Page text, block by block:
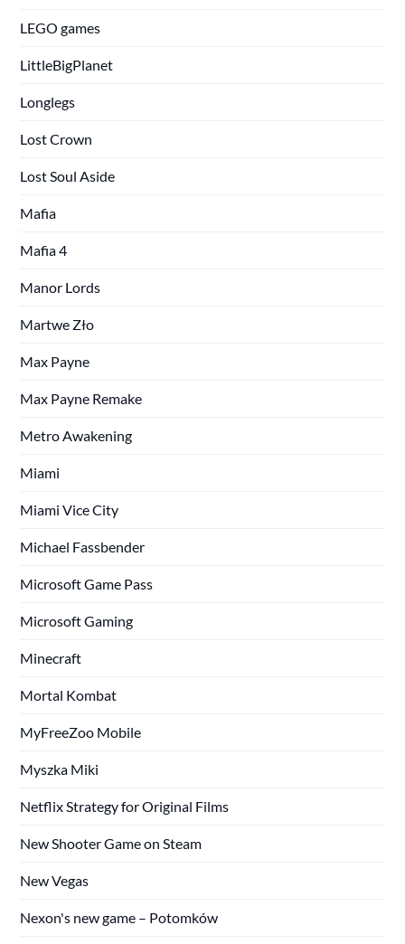
LEGO games
LittleBigPlanet
Longlegs
Lost Crown
Lost Soul Aside
Mafia
Mafia 4
Manor Lords
Martwe Zło
Max Payne
Max Payne Remake
Metro Awakening
Miami
Miami Vice City
Michael Fassbender
Microsoft Game Pass
Microsoft Gaming
Minecraft
Mortal Kombat
MyFreeZoo Mobile
Myszka Miki
Netflix Strategy for Original Films
New Shooter Game on Steam
New Vegas
Nexon's new game – Potomków